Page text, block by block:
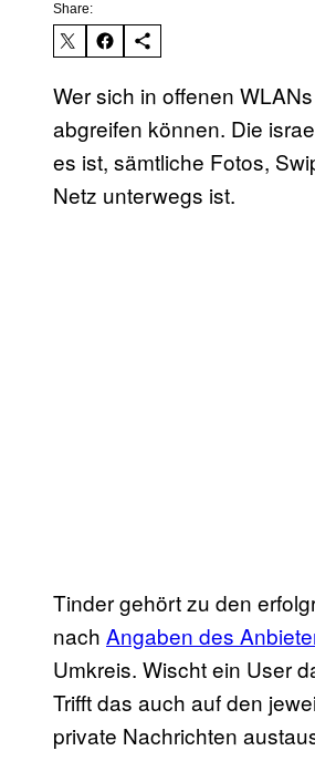
Share:
Wer sich in offenen
abgreifen können. Die
es ist, sämtliche Fotos,
Netz unterwegs ist.
Tinder gehört zu den
nach Angaben des
Umkreis. Wischt ein User
Trifft das auch auf den
private Nachrichten